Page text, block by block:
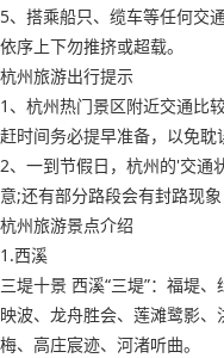
5、搭乘船只、缆车等任何交
依序上下勿推挤或超载。
杭州旅游出行提示
1、杭州热门景区附近交通比
赶时间务必提早准备，以免耽
2、一到节假日，杭州的'交通
意;还有部分路段会有封路现
杭州旅游景点介绍
1.西溪
三堤十景 西溪“三堤”：福堤
映波、龙舟胜会、莲滩鹭影
梅、高庄宸迹、河渚听曲。